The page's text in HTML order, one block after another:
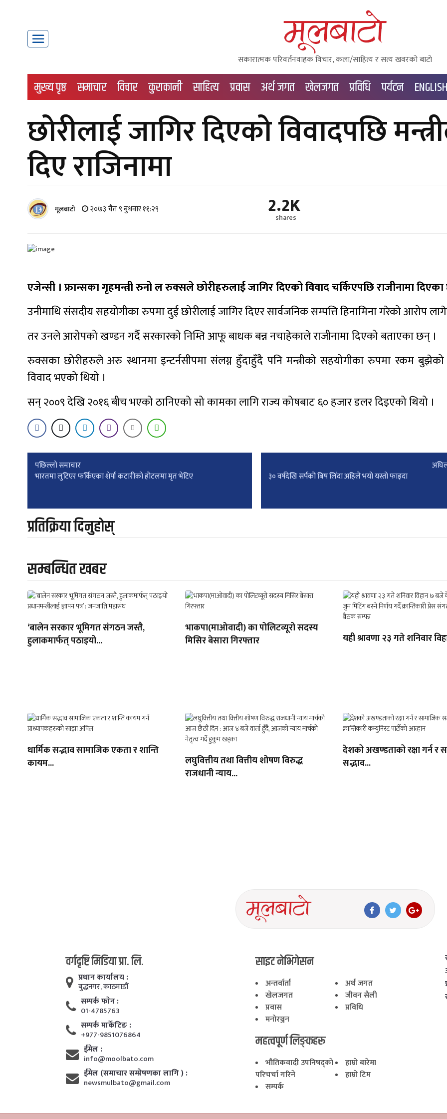
सकारात्मक परिवर्तनवाहक विचार, कला/साहित्य र सत्य खवरको बाटाे
मुख्य पृष्ठ समाचार विचार कुराकानी साहित्य प्रवास अर्थ जगत खेलजगत प्रविधि पर्यटन ENGLISH
छोरीलाई जागिर दिएको विवादपछि
दिए राजिनामा
मूलबाटाे २०७३ चैत ९ बुधवार ११:२९ 2.2K
shares
एजेन्सी । फ्रान्सका गृहमन्त्री रुनो ल रुक्सले छोरीहरुलाई जागिर दिएको विवाद चर्किएपछि राजीनामा
उनीमाथि संसदीय सहयोगीका रुपमा दुई छोरीलाई जागिर दिएर सार्वजनिक सम्पत्ति हिनामिना गरेको आरोप
तर उनले आरोपको खण्डन गर्दै सरकारको निम्ति आफू बाधक बन्न नचाहेकाले राजीनामा दिएको बताएका छन् ।
रुक्सका छोरीहरुले अरु स्थानमा इन्टर्नसीपमा संलग्न हुँदाहुँदै पनि मन्त्रीको सहयोगीका रुपमा रकम
विवाद भएको थियो ।
सन् २००९ देखि २०१६ बीच भएको ठानिएको सो कामका लागि राज्य कोषबाट ६० हजार डलर दिइएको थियो ।
Post
पछिल्लाे समाचार
भारतमा लुटिएर फर्किएका शेर्पा कटारीकाे होटलमा मृत भेटिए
३० वर्षदेखि सर्पको बिष लिँदा अहिले भयो यस्तो फाइदा
प्रतिक्रिया दिनुहोस्
सम्बन्धित खबर
‘बालेन सरकार भूमिगत संगठन जस्तै,
हुलाकमार्फत् पठाइयो...
भाकपा(माओवादी) का पोलिटव्यूरो सदस्य
मिसिर बेसारा गिरफ्तार
यही श्रावणा २३ गते शनिवार
धार्मिक सद्भाव सामाजिक एकता र शान्ति
कायम...
लघुवित्तीय तथा वित्तीय शोषण विरुद्ध
राजधानी न्याय...
देशको अखण्डताको रक्षा गर्न र
सद्भाव...
वर्गदृष्टि मिडिया प्रा. लि.
प्रधान कार्यालय :
बुद्धनगर, काठमाडाैं
सम्पर्क फाेन :
01-4785763
सम्पर्क मार्केटिङ :
+977-9851076864
ईमेल :
info@moolbato.com
ईमेल (समाचार सम्प्रेषणका लागि ) :
newsmulbato@gmail.com
साइट नेभिगेसन
अन्तर्वार्ता
अर्थ जगत
खेलजगत
जीवन सैली
प्रवास
प्रविधि
मनोरञ्जन
महत्वपूर्ण लिङ्कहरू
भाैतिकवादी उपनिषद्काे
परिचर्चा गरिने
हाम्राे बारेमा
हाम्राे टिम
सम्पर्क